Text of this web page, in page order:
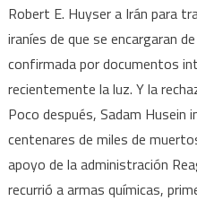
Robert E. Huyser a Irán para
iraníes de que se encargaran
confirmada por documentos
recientemente la luz. Y la
Poco después, Sadam Husein
centenares de miles de
apoyo de la administración
recurrió a armas químicas,